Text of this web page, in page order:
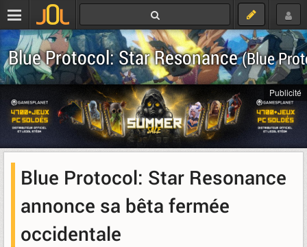
Blue Protocol: Star Resonance(Blue
Publicité
Blue Protocol: Star Resonance
annonce sa bêta fermée
occidentale